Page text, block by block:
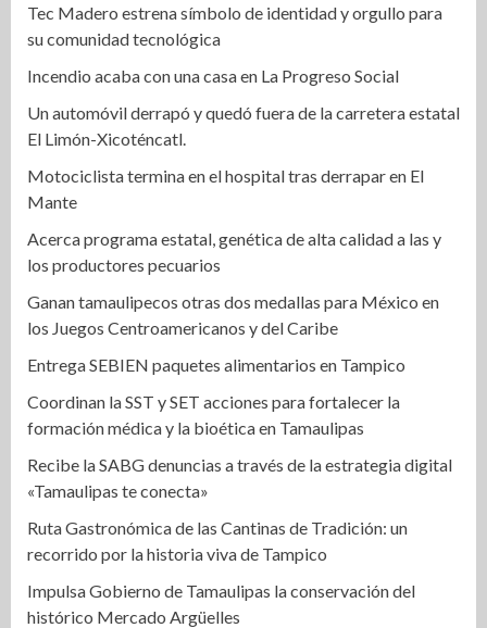
Tec Madero estrena símbolo de identidad y orgullo para
su comunidad tecnológica
Incendio acaba con una casa en La Progreso Social
Un automóvil derrapó y quedó fuera de la carretera estatal
El Limón-Xicoténcatl.
Motociclista termina en el hospital tras derrapar en El
Mante
Acerca programa estatal, genética de alta calidad a las y
los productores pecuarios
Ganan tamaulipecos otras dos medallas para México en
los Juegos Centroamericanos y del Caribe
Entrega SEBIEN paquetes alimentarios en Tampico
Coordinan la SST y SET acciones para fortalecer la
formación médica y la bioética en Tamaulipas
Recibe la SABG denuncias a través de la estrategia digital
«Tamaulipas te conecta»
Ruta Gastronómica de las Cantinas de Tradición: un
recorrido por la historia viva de Tampico
Impulsa Gobierno de Tamaulipas la conservación del
histórico Mercado Argüelles